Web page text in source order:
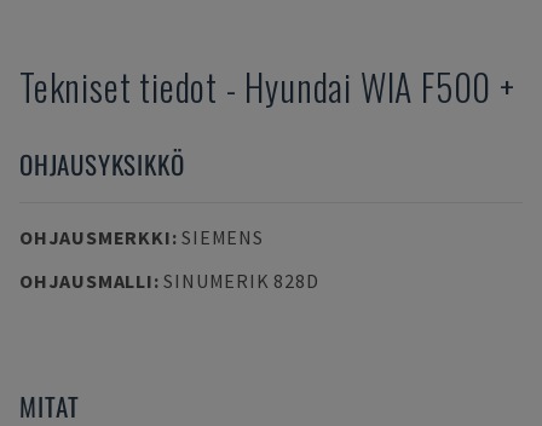
Tekniset tiedot - Hyundai WIA F500 +
OHJAUSYKSIKKÖ
OHJAUSMERKKI:SIEMENS
OHJAUSMALLI:SINUMERIK 828D
MITAT